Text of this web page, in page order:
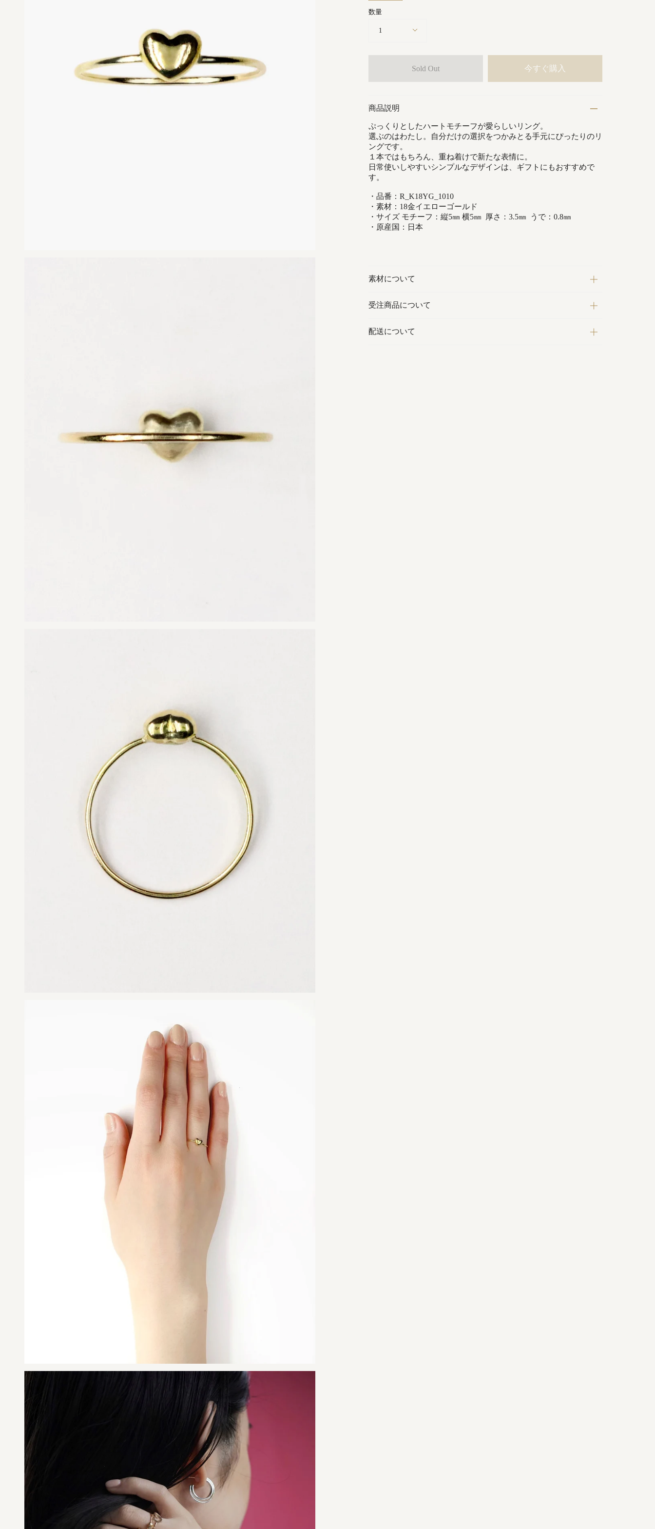
数量
1
Sold Out 今すぐ購入
商品説明
ぷっくりとしたハートモチーフが愛らしいリング。
選ぶのはわたし。自分だけの選択をつかみとる手元にぴったりのリ
ングです。
１本ではもちろん、重ね着けで新たな表情に。
日常使いしやすいシンプルなデザインは、ギフトにもおすすめで
す。
・品番：R_K18YG_1010
・素材： 18金イエローゴールド
・サイズ モチーフ：縦5㎜ 横5㎜ 厚さ：3.5㎜ うで：0.8㎜
・原産国：日本
素材について
受注商品について
配送について